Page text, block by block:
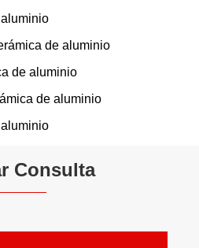
de aluminio
de aluminio
de aluminio
Consulta